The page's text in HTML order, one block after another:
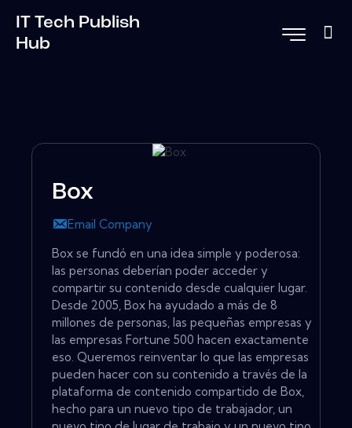
IT Tech Publish
Hub
Box
Email Company
Box se fundó en una idea simple y poderosa:
las personas deberían poder acceder y
compartir su contenido desde cualquier lugar.
Desde 2005, Box ha ayudado a más de 8
millones de personas, las pequeñas empresas y
las empresas Fortune 500 hacen exactamente
eso. Queremos reinventar lo que las empresas
pueden hacer con su contenido a través de la
plataforma de contenido compartido de Box,
hecho para un nuevo tipo de trabajador, un